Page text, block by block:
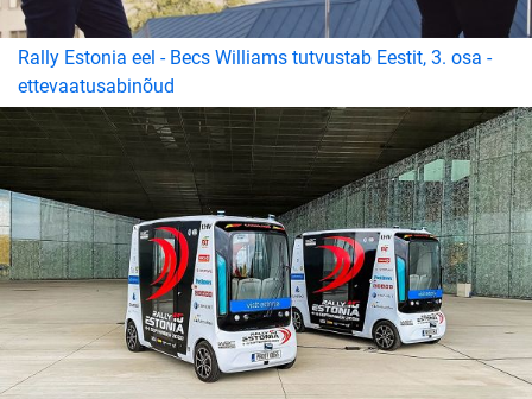
Rally Estonia eel - Becs Williams tutvustab Eestit, 3. osa -
ettevaatusabinõud